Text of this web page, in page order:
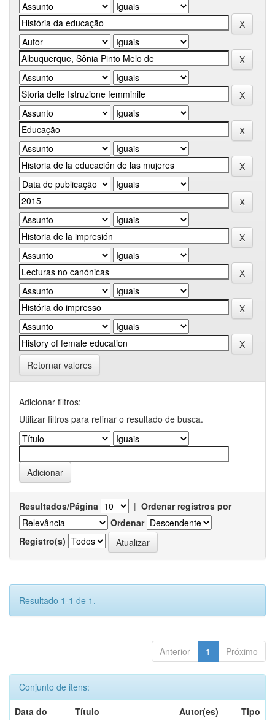
Retornar valores
Adicionar filtros:
Utilizar filtros para refinar o resultado de busca.
Resultados/Página | Ordenar registros por
Ordenar
Registro(s)
Resultado 1-1 de 1.
Anterior 1 Próximo
Conjunto de itens:
Data do
Título Autor(es) Tipo